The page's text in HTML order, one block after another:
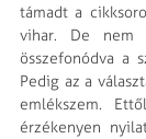
támadt a
vihar. De nem
összefonódva a
Pedig az a
emlékszem.
érzékenyen